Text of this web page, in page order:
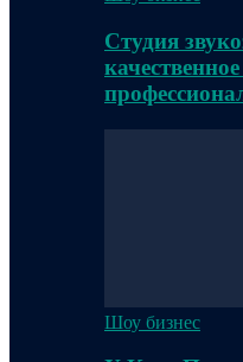
Студия
Шоу бизнес